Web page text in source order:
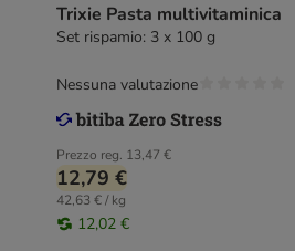
Trixie Pasta multivitaminica
Set rispamio: 3 x 100 g
Prezzo reg. 13,47 €
12,79 €
42,63 € / kg
12,02 €
Nessuna valutazione